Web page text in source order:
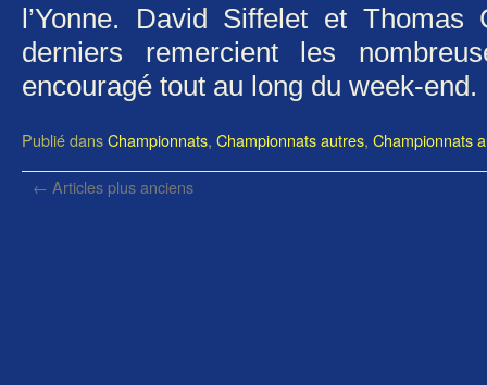
l’Yonne. David Siffelet et
derniers remercient les
encouragé tout au long du week-
Publié dansChampionnats, Championnats autres, Championnats
← Articles plus anciens